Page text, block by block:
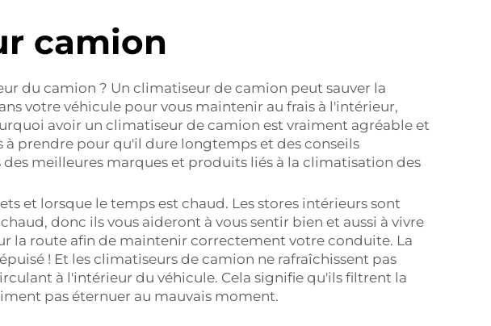
camion
du camion ? Un climatiseur de camion peut sauver la
votre véhicule pour vous maintenir au frais à l'intérieur,
avoir un climatiseur de camion est vraiment agréable et
prendre pour qu'il dure longtemps et des conseils
meilleures marques et produits liés à la climatisation des
et lorsque le temps est chaud. Les stores intérieurs sont
donc ils vous aideront à vous sentir bien et aussi à vivre
la route afin de maintenir correctement votre conduite. La
! Et les climatiseurs de camion ne rafraîchissent pas
à l'intérieur du véhicule. Cela signifie qu'ils filtrent la
pas éternuer au mauvais moment.